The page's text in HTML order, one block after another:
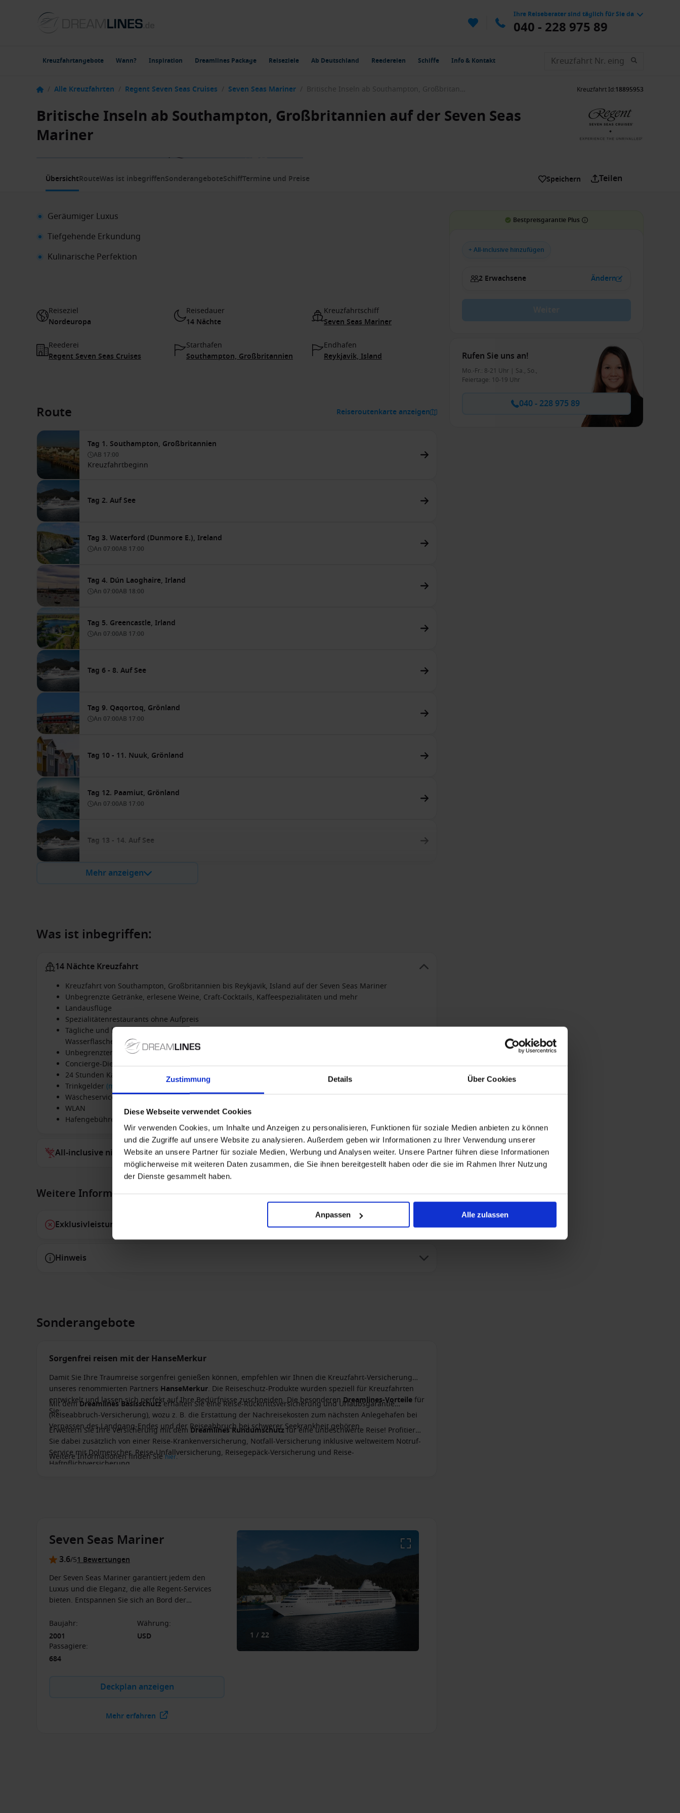
Zustimmung Details Über Cookies
Diese Webseite verwendet Cookies
Wir verwenden Cookies, um Inhalte und Anzeigen zu personalisieren, Funktionen für soziale Medien anbieten zu können
und die Zugriffe auf unsere Website zu analysieren. Außerdem geben wir Informationen zu Ihrer Verwendung unserer
Website an unsere Partner für soziale Medien, Werbung und Analysen weiter. Unsere Partner führen diese Informationen
möglicherweise mit weiteren Daten zusammen, die Sie ihnen bereitgestellt haben oder die sie im Rahmen Ihrer Nutzung
der Dienste gesammelt haben.
Anpassen Alle zulassen
Ihre Reiseberater sind täglich für Sie da
040 - 228 975 89
Kreuzfahrtangebote Wann? Inspiration Dreamlines Package Reiseziele Ab Deutschland Reedereien Schiffe Info & Kontakt
/ Alle Kreuzfahrten / Regent Seven Seas Cruises / Seven Seas Mariner / Britische Inseln ab Southampton, Großbritannien auf der Seven Seas Mariner Kreuzfahrt Id:18895953
Britische Inseln ab Southampton, Großbritannien auf der Seven Seas
Mariner
1 / 11
ÜbersichtRouteWas ist inbegriffenSonderangeboteSchiffTermine und Preise Speichern Teilen
Geräumiger Luxus
Tiefgehende Erkundung
Kulinarische Perfektion
Reiseziel
Nordeuropa
Reisedauer
14 Nächte
Kreuzfahrtschiff
Seven Seas Mariner
Reederei
Regent Seven Seas Cruises
Starthafen
Southampton, Großbritannien
Endhafen
Reykjavik, Island
Route Reiseroutenkarte anzeigen
Tag 1. Southampton, Großbritannien
AB 17:00
Kreuzfahrtbeginn
Tag 2. Auf See
Tag 3. Waterford (Dunmore E.), Ireland
An 07:00AB 17:00
Tag 4. Dún Laoghaire, Irland
An 07:00AB 18:00
Tag 5. Greencastle, Irland
An 07:00AB 17:00
Tag 6 - 8. Auf See
Tag 9. Qaqortoq, Grönland
An 07:00AB 17:00
Tag 10 - 11. Nuuk, Grönland
Tag 12. Paamiut, Grönland
An 07:00AB 17:00
Tag 13 - 14. Auf See
Mehr anzeigen
Was ist inbegriffen:
14 Nächte Kreuzfahrt
Kreuzfahrt von Southampton, Großbritannien bis Reykjavik, Island auf der Seven Seas Mariner
Unbegrenzte Getränke, erlesene Weine, Craft-Cocktails, Kaffeespezialitäten und mehr
Landausflüge
Spezialitätenrestaurants ohne Aufpreis
Tägliche und kostenfreie Auffüllung der Minibar in der Suite (Erfrischungsgetränke, Bier und
Wasserflaschen)
Unbegrenzter Zugang zu den Wellnesseinrichtungen
Concierge-Dienste
24 Stunden Kabinenservice
Trinkgelder(mehr Details)
Wäscheservice
WLAN
Hafengebühren
All-inclusive nicht inbegriffen + All-inclusive hinzufügen
Weitere Informationen
Exklusivleistungen
Hinweis
Sonderangebote
Sorgenfrei reisen mit der HanseMerkur
Damit Sie Ihre Traumreise sorgenfrei genießen können, empfehlen wir Ihnen die Kreuzfahrt-Versicherung
unseres renommierten Partners HanseMerkur. Die Reiseschutz-Produkte wurden speziell für Kreuzfahrten
entwickelt und lassen sich perfekt auf Ihre Bedürfnisse zuschneiden. Die besonderen Dreamlines-Vorteilefür
Sie:
Mit demDreamlines Basisschutzerhalten Sie eine Reise-Rücktrittsversicherung und Urlaubsgarantie
(Reiseabbruch-Versicherung), wozu z. B. die Erstattung der Nachreisekosten zum nächsten Anlegehafen bei
Verpassen des Landgang-Endes und der Reiseabbruch bei schwerer Seekrankheit gehören.
Erweitern Sie Ihre Versicherung mit dem Dreamlines Rundumschutzfür eine unbeschwerte Reise! Profitieren
Sie dabei zusätzlich von einer Reise-Krankenversicherung, Notfall-Versicherung inklusive weltweitem Notruf-
Service mit Dolmetscher, Reise-Unfallversicherung, Reisegepäck-Versicherung und Reise-
Haftpflichtversicherung.
Weitere Informationen finden Siehier.
1 / 22
Seven Seas Mariner
3.6/51 Bewertungen
Der Seven Seas Mariner garantiert jedem den
Luxus und die Eleganz, die alle Regent-Services
bieten. Entspannen Sie sich an Bord der
Erde bringen.
Baujahr:
2001
Währung:
USD
Passagiere:
684
Deckplan anzeigen
Mehr erfahren
Bestpreisgarantie Plus
+ All-inclusive hinzufügen
2 Erwachsene Ändern
Rufen Sie uns an!
Mo.-Fr.: 8-21 Uhr | Sa., So.,
Feiertage: 10-19 Uhr
040 - 228 975 89